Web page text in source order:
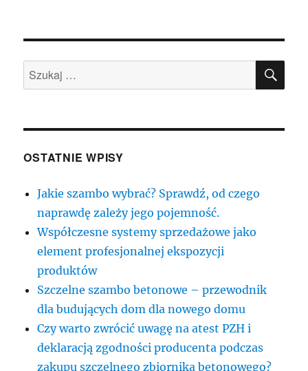
Szukaj:
OSTATNIE WPISY
Jakie szambo wybrać? Sprawdź, od czego
naprawdę zależy jego pojemność.
Współczesne systemy sprzedażowe jako
element profesjonalnej ekspozycji
produktów
Szczelne szambo betonowe – przewodnik
dla budujących dom dla nowego domu
Czy warto zwrócić uwagę na atest PZH i
deklaracją zgodności producenta podczas
zakupu szczelnego zbiornika betonowego?